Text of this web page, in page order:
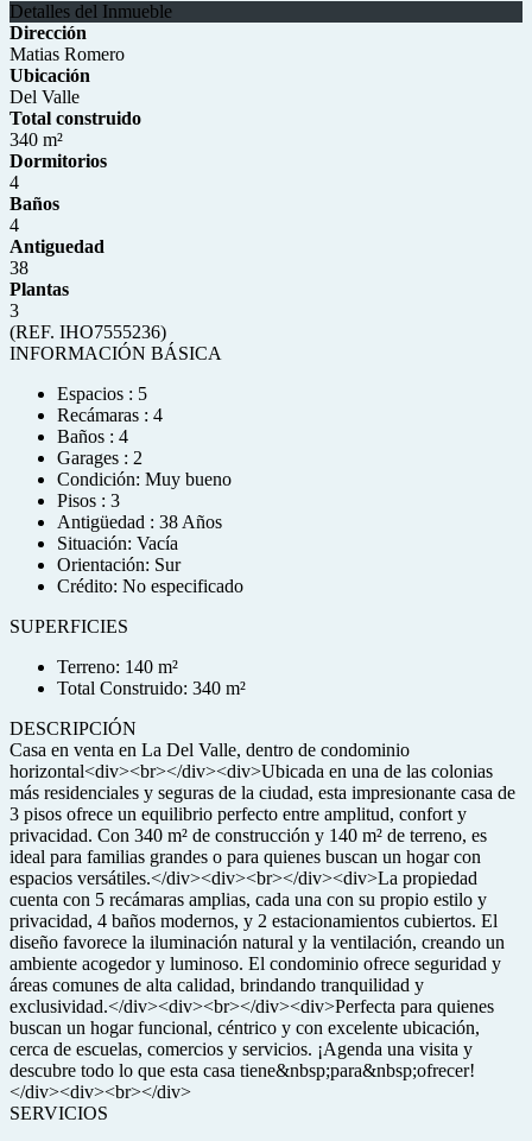
Detalles del Inmueble
Dirección
Matias Romero
Ubicación
Del Valle
Total construido
340 m²
Dormitorios
4
Baños
4
Antiguedad
38
Plantas
3
(REF. IHO7555236)
INFORMACIÓN BÁSICA
Espacios : 5
Recámaras : 4
Baños : 4
Garages : 2
Condición: Muy bueno
Pisos : 3
Antigüedad : 38 Años
Situación: Vacía
Orientación: Sur
Crédito: No especificado
SUPERFICIES
Terreno: 140 m²
Total Construido: 340 m²
DESCRIPCIÓN
Casa en venta en La Del Valle, dentro de condominio
horizontal<div><br></div><div>Ubicada en una de las colonias
más residenciales y seguras de la ciudad, esta impresionante casa de
3 pisos ofrece un equilibrio perfecto entre amplitud, confort y
privacidad. Con 340 m² de construcción y 140 m² de terreno, es
ideal para familias grandes o para quienes buscan un hogar con
espacios versátiles.</div><div><br></div><div>La propiedad
cuenta con 5 recámaras amplias, cada una con su propio estilo y
privacidad, 4 baños modernos, y 2 estacionamientos cubiertos. El
diseño favorece la iluminación natural y la ventilación, creando un
ambiente acogedor y luminoso. El condominio ofrece seguridad y
áreas comunes de alta calidad, brindando tranquilidad y
exclusividad.</div><div><br></div><div>Perfecta para quienes
buscan un hogar funcional, céntrico y con excelente ubicación,
cerca de escuelas, comercios y servicios. ¡Agenda una visita y
descubre todo lo que esta casa tiene&nbsp;para&nbsp;ofrecer!
</div><div><br></div>
SERVICIOS